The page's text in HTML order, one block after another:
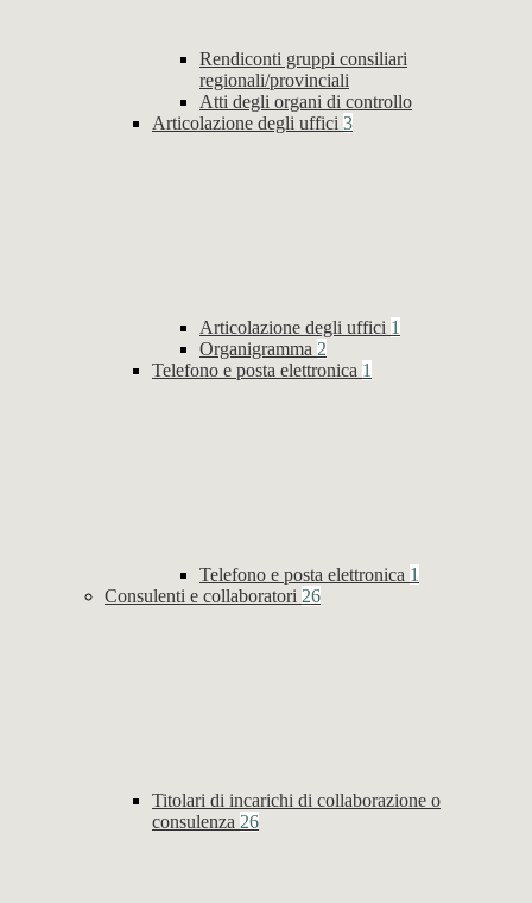
Rendiconti gruppi consiliari
regionali/provinciali
Atti degli organi di controllo
Articolazione degli uffici 3
Articolazione degli uffici 1
Organigramma 2
Telefono e posta elettronica 1
Telefono e posta elettronica 1
Consulenti e collaboratori 26
Titolari di incarichi di collaborazione o
consulenza 26